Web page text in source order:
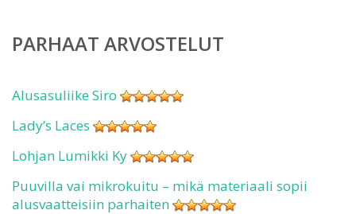
PARHAAT ARVOSTELUT
Alusasuliike Siro
Lady’s Laces
Lohjan Lumikki Ky
Puuvilla vai mikrokuitu – mikä materiaali sopii
alusvaatteisiin parhaiten